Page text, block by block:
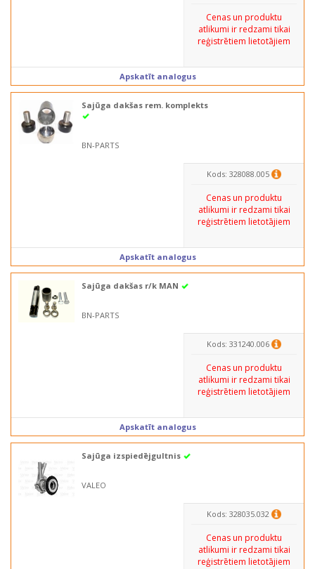
Cenas un produktu
atlikumi ir redzami tikai
reģistrētiem lietotājiem
Apskatīt analogus
Sajūga dakšas rem. komplekts
BN-PARTS
Kods: 328088.005
Cenas un produktu
atlikumi ir redzami tikai
reģistrētiem lietotājiem
Apskatīt analogus
Sajūga dakšas r/k MAN
BN-PARTS
Kods: 331240.006
Cenas un produktu
atlikumi ir redzami tikai
reģistrētiem lietotājiem
Apskatīt analogus
Sajūga izspiedējgultnis
VALEO
Kods: 328035.032
Cenas un produktu
atlikumi ir redzami tikai
reģistrētiem lietotājiem